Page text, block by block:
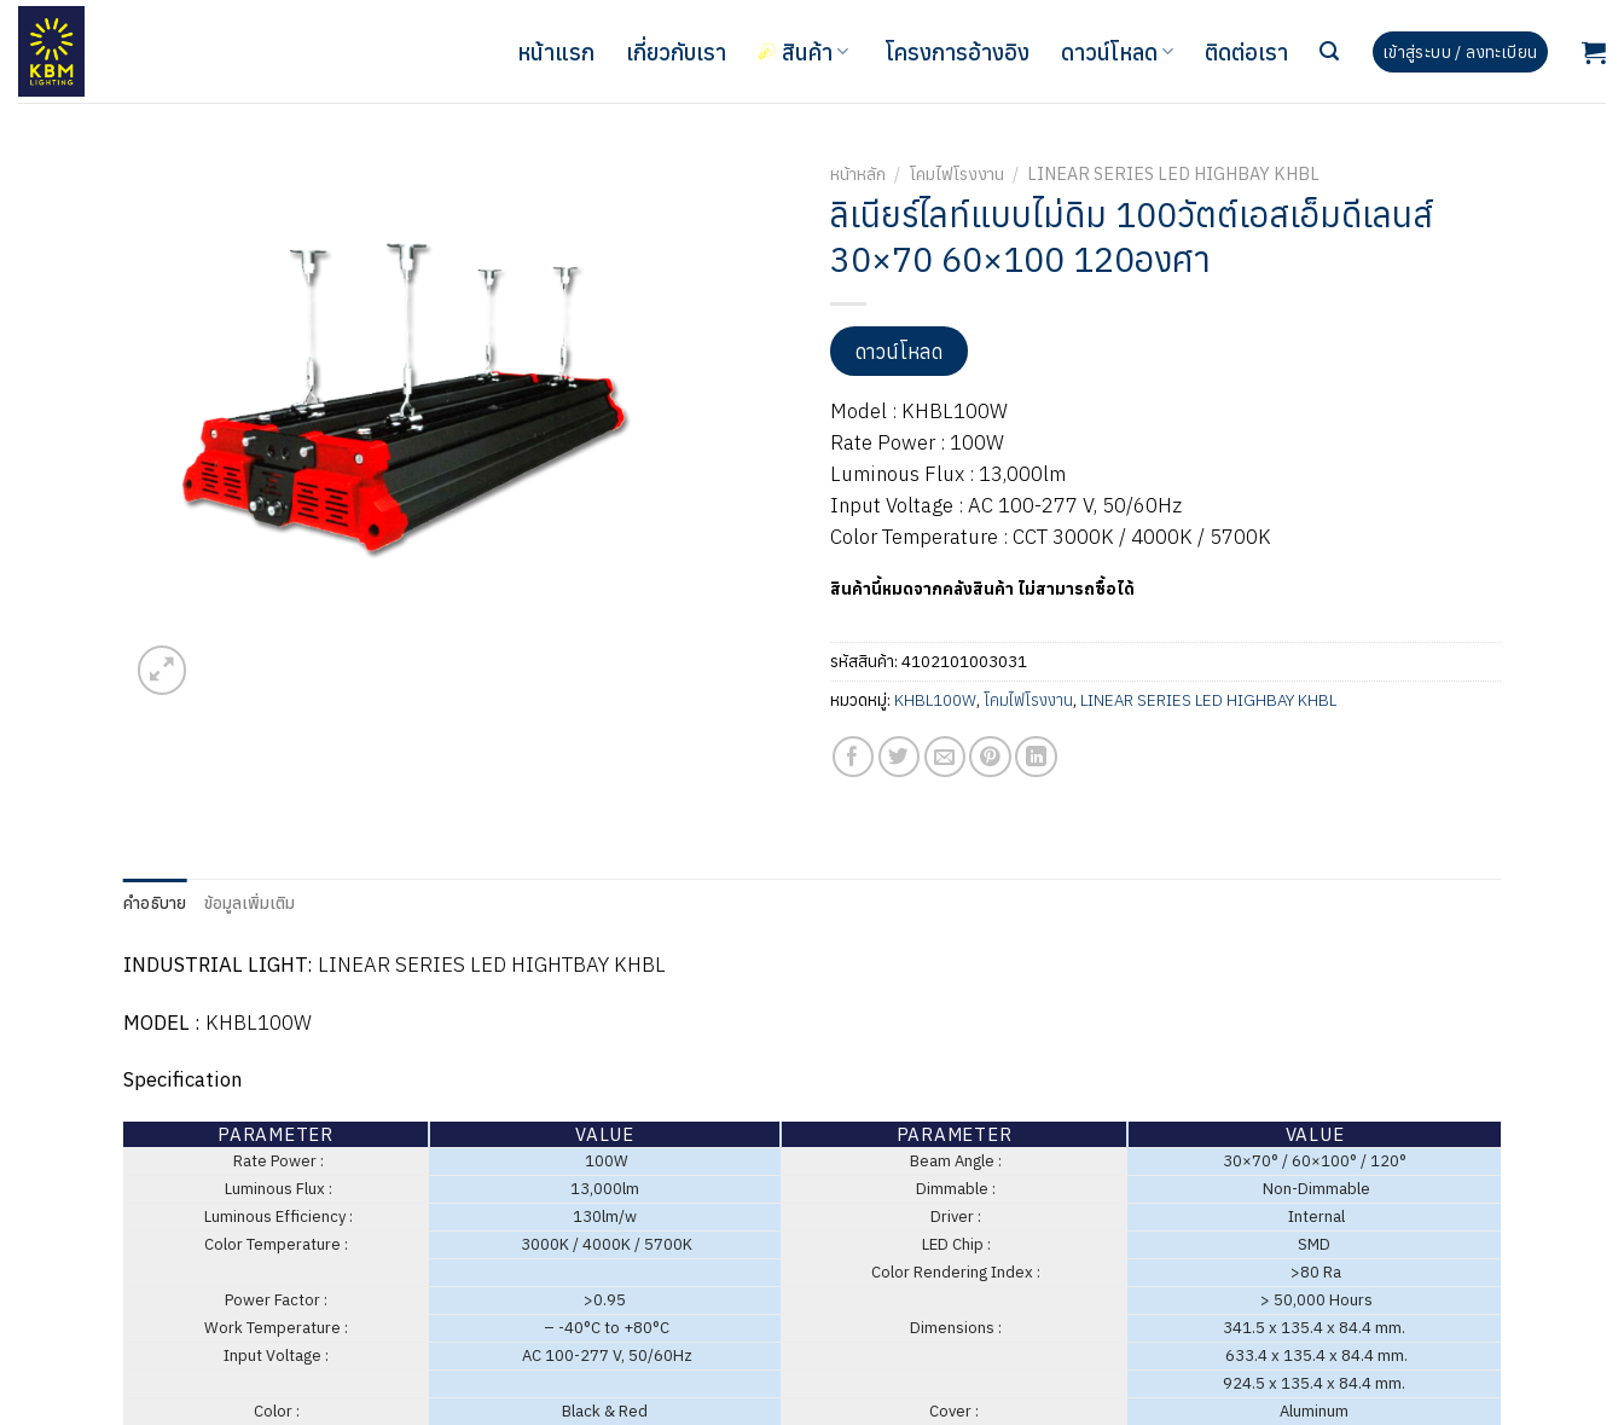
ข้าม
เนื้อหา
หน้าแรก เกี่ยวกับเรา สินค้า โครงการอ้างอิง ดาวน์โหลด ติดต่อเรา เข้าสู่ระบบ / ลงทะเบียน
หน้าหลัก / โคมไฟโรงงาน / LINEAR SERIES LED HIGHBAY KHBL
ลิเนียร์ไลท์แบบไม่ดิม 100วัตต์เอสเอ็มดีเลนส์
30×70 60×100 120องศา
ดาวน์โหลด
Model : KHBL100W
Rate Power : 100W
Luminous Flux : 13,000lm
Input Voltage : AC 100-277 V, 50/60Hz
Color Temperature : CCT 3000K / 4000K / 5700K
สินค้านี้หมดจากคลังสินค้า ไม่สามารถซื้อได้
รหัสสินค้า: 4102101003031
หมวดหมู่: KHBL100W, โคมไฟโรงงาน, LINEAR SERIES LED HIGHBAY KHBL
คำอธิบาย ข้อมูลเพิ่มเติม
INDUSTRIAL LIGHT: LINEAR SERIES LED HIGHTBAY KHBL
MODEL : KHBL100W
Specification
PARAMETER VALUE PARAMETER VALUE
Rate Power : 100W Beam Angle :
30×70° / 60×100° / 120°
Luminous Flux :
13,000lm Dimmable :
Non-Dimmable
Luminous Efficiency :
130lm/w Driver :
Internal
Color Temperature :
3000K / 4000K / 5700K LED Chip :
SMD
Color Rendering Index :
>80 Ra
Power Factor :
>0.95
> 50,000 Hours
Work Temperature :
– -40°C to +80°C Dimensions :
341.5 x 135.4 x 84.4 mm.
Input Voltage :
AC 100-277 V, 50/60Hz
633.4 x 135.4 x 84.4 mm.
924.5 x 135.4 x 84.4 mm.
Color :
Black & Red Cover :
Aluminum